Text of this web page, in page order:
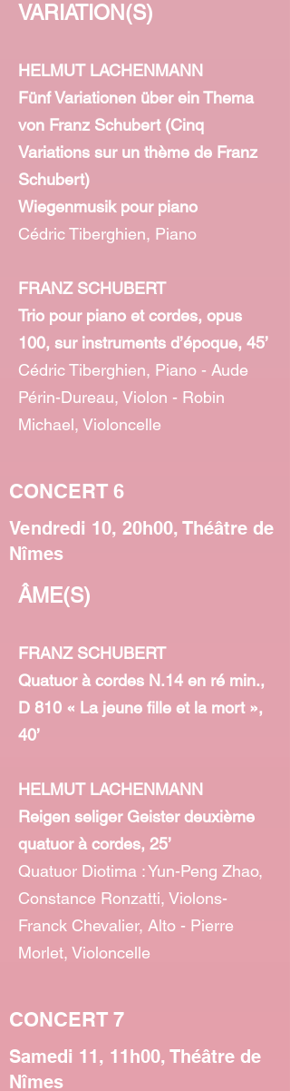
VARIATION(S)
HELMUT LACHENMANN
Fünf Variationen über ein Thema
von Franz Schubert (Cinq
Variations sur un thème de Franz
Schubert)
Wiegenmusik pour piano
Cédric Tiberghien, Piano
FRANZ SCHUBERT
Trio pour piano et cordes, opus
100, sur instruments d’époque, 45’
Cédric Tiberghien, Piano - Aude
Périn-Dureau, Violon - Robin
Michael, Violoncelle
CONCERT 6
Vendredi 10, 20h00, Théâtre de
Nîmes
ÂME(S)
FRANZ SCHUBERT
Quatuor à cordes N.14 en ré min.,
D 810 « La jeune fille et la mort »,
40’
HELMUT LACHENMANN
Reigen seliger Geister deuxième
quatuor à cordes, 25’
Quatuor Diotima : Yun-Peng Zhao,
Constance Ronzatti, Violons-
Franck Chevalier, Alto - Pierre
Morlet, Violoncelle
CONCERT 7
Samedi 11, 11h00, Théâtre de
Nîmes